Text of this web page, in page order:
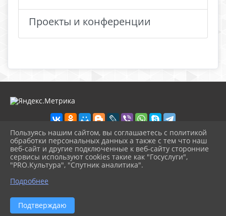
Проекты и конференции
2026 г. nolinsk-museum.ru
Вход
Карта сайта
Политика обработки персональных данных
Сделано на KubCMS
Разработка и поддержка
Пользуясь нашим сайтом, вы соглашаетесь с политикой
обработки персональных данных а также с тем что наш
веб-сайт и другие подключенные к веб-сайту сторонние
сервисы используют cookies такие как "Госуслуги",
"PRO.Культура", "Спутник аналитика".
Подробнее
Подтверждаю